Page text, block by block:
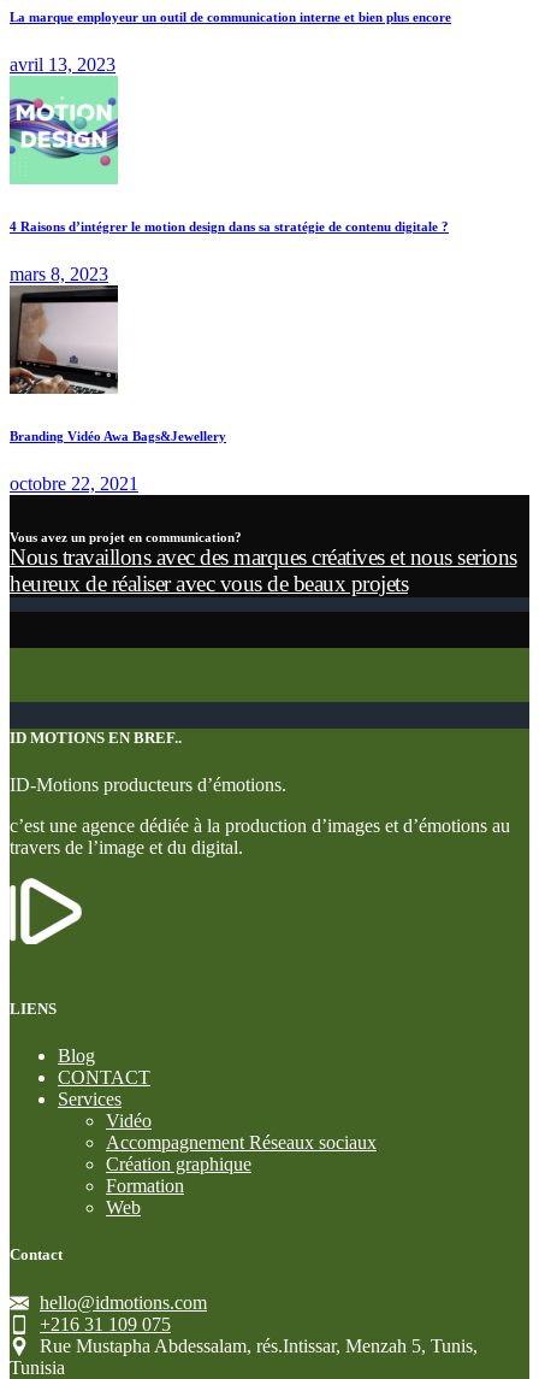
La marque employeur un outil de communication interne et bien plus encore
avril 13, 2023
4 Raisons d’intégrer le motion design dans sa stratégie de contenu digitale ?
mars 8, 2023
Branding Vidéo Awa Bags&Jewellery
octobre 22, 2021
Vous avez un projet en communication?
Nous travaillons avec des marques créatives et nous serions
heureux de réaliser avec vous de beaux projets
ID MOTIONS EN BREF..
ID-Motions producteurs d’émotions.
c’est une agence dédiée à la production d’images et d’émotions au
travers de l’image et du digital.
LIENS
Blog
CONTACT
Services
Vidéo
Accompagnement Réseaux sociaux
Création graphique
Formation
Web
Contact
hello@idmotions.com
+216 31 109 075
Rue Mustapha Abdessalam, rés.Intissar, Menzah 5, Tunis,
Tunisia